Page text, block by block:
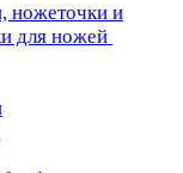
ножеточки и
для ножей